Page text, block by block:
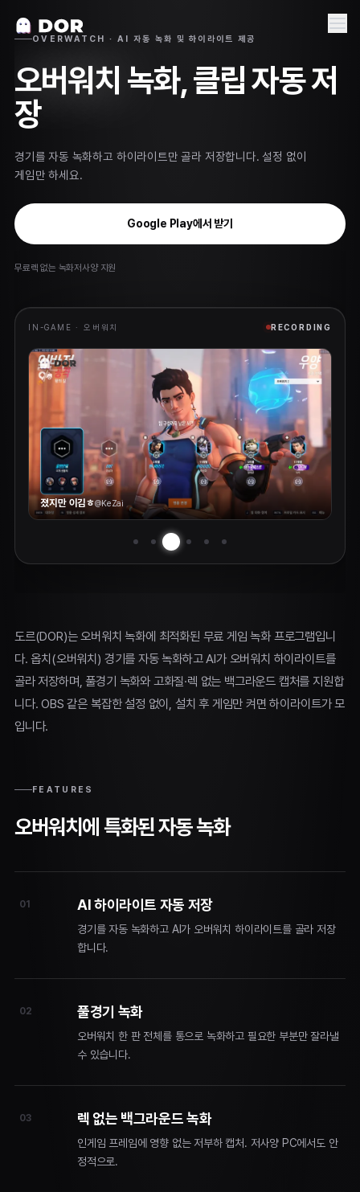
OVERWATCH · AI 자동 녹화 및 하이라이트 제공
오버워치 녹화, 클립 자동 저
장
경기를 자동 녹화하고 하이라이트만 골라 저장합니다. 설정 없이
게임만 하세요.
Google Play에서 받기
무료렉 없는 녹화저사양 지원
IN-GAME · 오버워치 RECORDING
졌지만 이김ㅎ@KeZai
도르(DOR)는 오버워치 녹화에 최적화된 무료 게임 녹화 프로그램입니
다. 옵치(오버워치) 경기를 자동 녹화하고 AI가 오버워치 하이라이트를
골라 저장하며, 풀경기 녹화와 고화질·렉 없는 백그라운드 캡처를 지원합
니다. OBS 같은 복잡한 설정 없이, 설치 후 게임만 켜면 하이라이트가 모
입니다.
FEATURES
오버워치에 특화된 자동 녹화
01 AI 하이라이트 자동 저장
경기를 자동 녹화하고 AI가 오버워치 하이라이트를 골라 저장
합니다.
02 풀경기 녹화
오버워치 한 판 전체를 통으로 녹화하고 필요한 부분만 잘라낼
수 있습니다.
03 렉 없는 백그라운드 녹화
인게임 프레임에 영향 없는 저부하 캡처. 저사양 PC에서도 안
정적으로.